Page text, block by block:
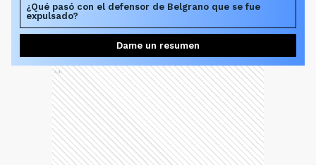
¿Qué pasó con el defensor de Belgrano que se fue
expulsado?
Dame un resumen
Ads